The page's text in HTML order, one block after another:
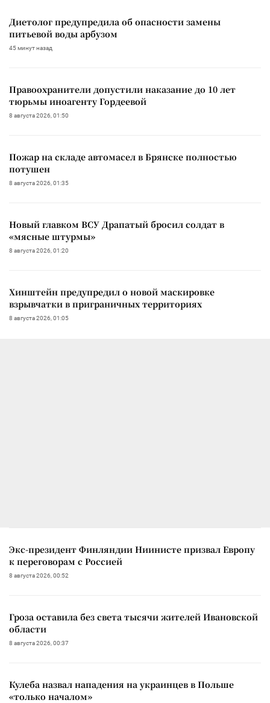
Диетолог предупредила об опасности замены
питьевой воды арбузом
45 минут назад
Правоохранители допустили наказание до 10 лет
тюрьмы иноагенту Гордеевой
8 августа 2026, 01:50
Пожар на складе автомасел в Брянске полностью
потушен
8 августа 2026, 01:35
Новый главком ВСУ Драпатый бросил солдат в
«мясные штурмы»
8 августа 2026, 01:20
Хинштейн предупредил о новой маскировке
взрывчатки в приграничных территориях
8 августа 2026, 01:05
Экс-президент Финляндии Ниинисте призвал Европу
к переговорам с Россией
8 августа 2026, 00:52
Гроза оставила без света тысячи жителей Ивановской
области
8 августа 2026, 00:37
Кулеба назвал нападения на украинцев в Польше
«только началом»